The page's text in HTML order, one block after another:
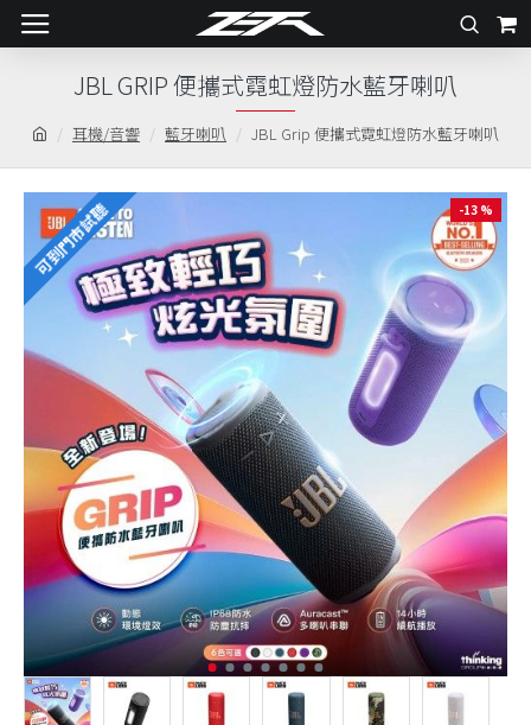
耳機/音響 藍牙喇叭 JBL Grip 便攜式霓虹燈防水藍牙喇叭
JBL GRIP 便攜式霓虹燈防水藍牙喇叭
可到門市試聽 -13 %